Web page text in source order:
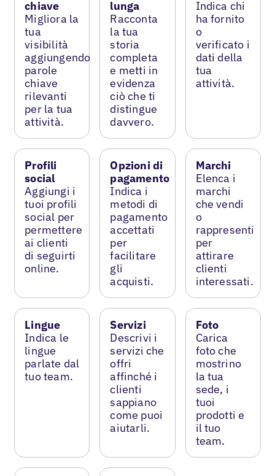
chiave
Migliora la
tua
visibilità
aggiungendo
parole
chiave
rilevanti
per la tua
attività.
lunga
Racconta
la tua
storia
completa
e metti in
evidenza
ciò che ti
distingue
davvero.
Indica chi
ha fornito
o
verificato i
dati della
tua
attività.
Profili
social
Aggiungi i
tuoi profili
social per
permettere
ai clienti
di seguirti
online.
Opzioni di
pagamento
Indica i
metodi di
pagamento
accettati
per
facilitare
gli
acquisti.
Marchi
Elenca i
marchi
che vendi
o
rappresenti
per
attirare
clienti
interessati.
Lingue
Indica le
lingue
parlate dal
tuo team.
Servizi
Descrivi i
servizi che
offri
affinché i
clienti
sappiano
come puoi
aiutarli.
Foto
Carica
foto che
mostrino
la tua
sede, i
tuoi
prodotti e
il tuo
team.